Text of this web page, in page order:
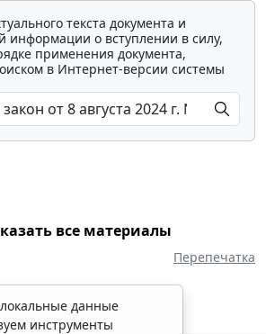
текста документа и
информации о вступлении в силу,
применения документа,
в Интернет-версии системы
все материалы
Перепечатка
данные
инструменты